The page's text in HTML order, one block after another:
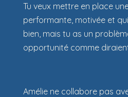
Tu veux mettre en place
performante, motivée et
bien, mais tu as un
opportunité comme
Amélie ne collabore pas